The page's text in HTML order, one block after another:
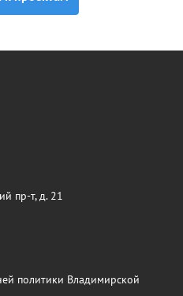
пр-т, д. 21
политики Владимирской